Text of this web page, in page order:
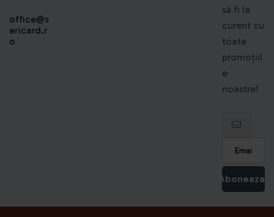
să fi la
curent cu
toate
promoțiil
e
noastre!
Aboneaza-
office@s
ericard.r
o